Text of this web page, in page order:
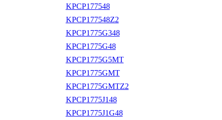
KPCP177548
KPCP177548Z2
KPCP1775G348
KPCP1775G48
KPCP1775G5MT
KPCP1775GMT
KPCP1775GMTZ2
KPCP1775J148
KPCP1775J1G48